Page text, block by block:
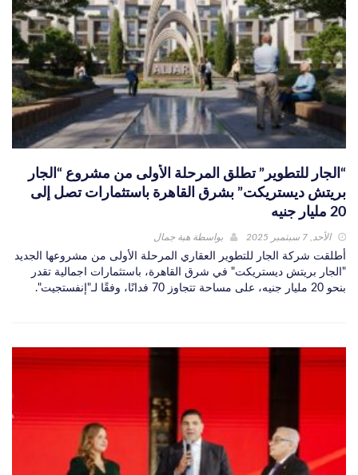
“الجار للتطوير” تطلق المرحلة الأولى من مشروع “الجار
بريتش ديستريكت” بشرق القاهرة باستثمارات تصل إلى
20 مليار جنيه
الأحد, 7 سبتمبر 2025 بواسطة هبة جمال
أطلقت شركة الجار للتطوير العقاري المرحلة الأولى من مشروعها الجديد
"الجار بريتش ديستريكت" في شرق القاهرة، باستثمارات اجمالية تقدر
بنحو 20 مليار جنيه، على مساحة تتجاوز 70 فدانًا، وفقًا لـ"إنفستجيت".